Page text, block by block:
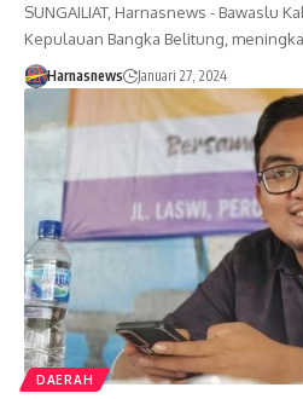
SUNGAILIAT, Harnasnews - Bawaslu
Kepulauan Bangka Belitung,
Harnasnews Januari 27, 2024
DAERAH